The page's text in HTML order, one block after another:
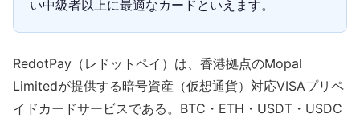
い中級者以上に最適なカードといえます。
RedotPay（レドットペイ）は、香港拠点のMopal
Limitedが提供する暗号資産（仮想通貨）対応VISAプリペ
イドカードサービスである。BTC・ETH・USDT・USDC